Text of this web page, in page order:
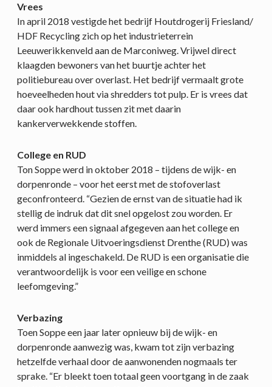
Vrees
In april 2018 vestigde het bedrijf Houtdrogerij Friesland/
HDF Recycling zich op het industrieterrein
Leeuwerikkenveld aan de Marconiweg. Vrijwel direct
klaagden bewoners van het buurtje achter het
politiebureau over overlast. Het bedrijf vermaalt grote
hoeveelheden hout via shredders tot pulp. Er is vrees dat
daar ook hardhout tussen zit met daarin
kankerverwekkende stoffen.
College en RUD
Ton Soppe werd in oktober 2018 – tijdens de wijk- en
dorpenronde – voor het eerst met de stofoverlast
geconfronteerd. “Gezien de ernst van de situatie had ik
stellig de indruk dat dit snel opgelost zou worden. Er
werd immers een signaal afgegeven aan het college en
ook de Regionale Uitvoeringsdienst Drenthe (RUD) was
inmiddels al ingeschakeld. De RUD is een organisatie die
verantwoordelijk is voor een veilige en schone
leefomgeving.”
Verbazing
Toen Soppe een jaar later opnieuw bij de wijk- en
dorpenronde aanwezig was, kwam tot zijn verbazing
hetzelfde verhaal door de aanwonenden nogmaals ter
sprake. “Er bleekt toen totaal geen voortgang in de zaak